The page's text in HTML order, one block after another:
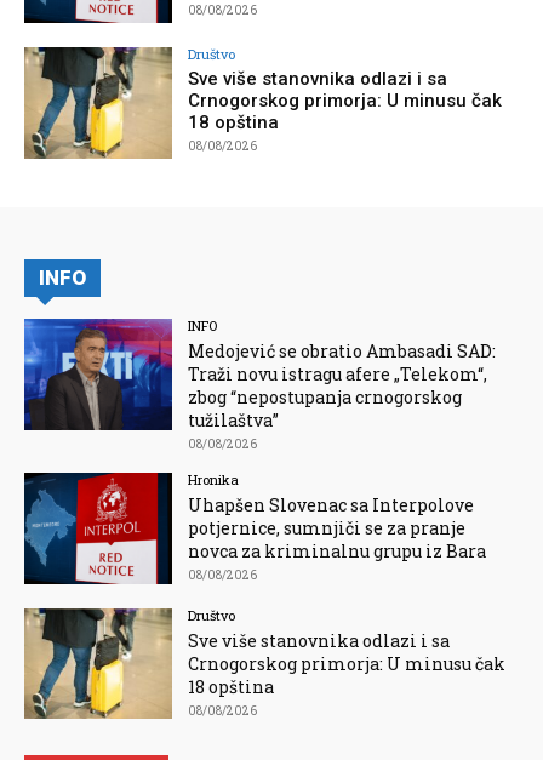
08/08/2026
Društvo
Sve više stanovnika odlazi i sa
Crnogorskog primorja: U minusu čak
18 opština
08/08/2026
INFO
INFO
Medojević se obratio Ambasadi SAD:
Traži novu istragu afere „Telekom“,
zbog “nepostupanja crnogorskog
tužilaštva”
08/08/2026
Hronika
Uhapšen Slovenac sa Interpolove
potjernice, sumnjiči se za pranje
novca za kriminalnu grupu iz Bara
08/08/2026
Društvo
Sve više stanovnika odlazi i sa
Crnogorskog primorja: U minusu čak
18 opština
08/08/2026